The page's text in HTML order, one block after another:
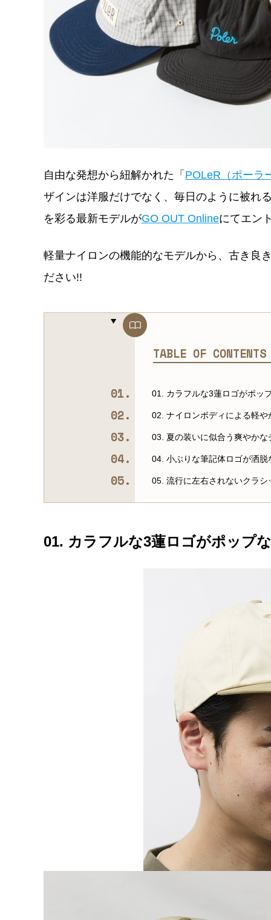
自由な発想から紐解かれた「 POLeR（ポーラ
ザインは洋服だけでなく、毎日のように被れ
を彩る最新モデルがGO OUT Onlineにてエン
軽量ナイロンの機能的なモデルから、古き良
ださい!!
TABLE OF
01. カラフルな3蓮ロゴがポッ
02. ナイロンボディによる軽や
03. 夏の装いに似合う爽やか
04. 小ぶりな筆記体ロゴが洒脱
05. 流行に左右されないクラシ
01. カラフルな3蓮ロゴがポップ